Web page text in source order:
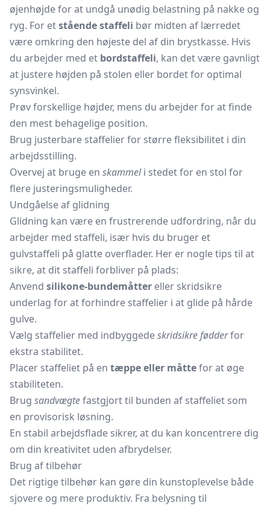
øjenhøjde for at undgå unødig belastning på nakke og
ryg. For etstående staffeli bør midten af lærredet
være omkring den højeste del af din brystkasse. Hvis
du arbejder med et bordstaffeli, kan det være gavnligt
at justere højden på stolen eller bordet for optimal
synsvinkel.
Prøv forskellige højder, mens du arbejder for at finde
den mest behagelige position.
Brug justerbare staffelier for større fleksibilitet i din
arbejdsstilling.
Overvej at bruge en skammeli stedet for en stol for
flere justeringsmuligheder.
Undgåelse af glidning
Glidning kan være en frustrerende udfordring, når du
arbejder med staffeli, især hvis du bruger et
gulvstaffeli på glatte overflader. Her er nogle tips til at
sikre, at dit staffeli forbliver på plads:
Anvend silikone-bundemåtter eller skridsikre
underlag for at forhindre staffelier i at glide på hårde
gulve.
Vælg staffelier med indbyggedeskridsikre fødderfor
ekstra stabilitet.
Placer staffeliet på en tæppe eller måttefor at øge
stabiliteten.
Brug sandvægtefastgjort til bunden af staffeliet som
en provisorisk løsning.
En stabil arbejdsflade sikrer, at du kan koncentrere dig
om din kreativitet uden afbrydelser.
Brug af tilbehør
Det rigtige tilbehør kan gøre din kunstoplevelse både
sjovere og mere produktiv. Fra belysning til